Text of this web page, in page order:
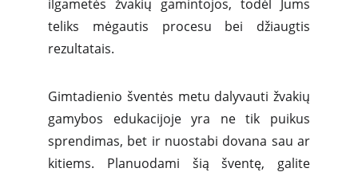
ilgametės žvakių gamintojos, todėl Jums
teliks mėgautis procesu bei džiaugtis
rezultatais.
Gimtadienio šventės metu dalyvauti žvakių
gamybos edukacijoje yra ne tik puikus
sprendimas, bet ir nuostabi dovana sau ar
kitiems. Planuodami šią šventę, galite